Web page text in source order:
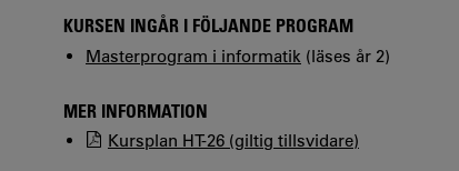
KURSEN INGÅR I FÖLJANDE PROGRAM
Masterprogram i informatik (läses år 2)
MER INFORMATION
Kursplan HT-26 (giltig tillsvidare)